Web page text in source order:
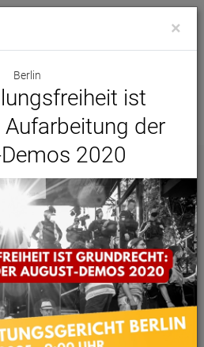
Städte Alle Initiativen
×
Berlin
ist
Aufarbeitung der
2020